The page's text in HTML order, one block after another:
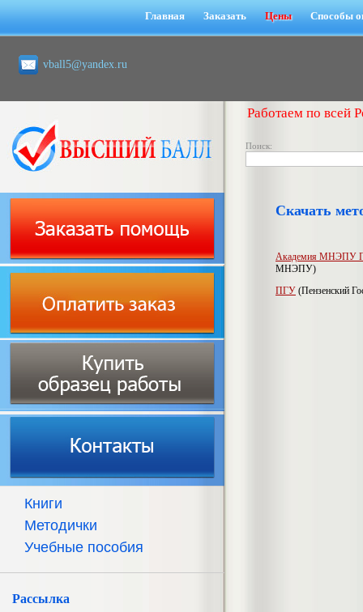
Главная Заказать Цены Способы
vball5@yandex.ru
Работаем по всей
Поиск:
Книги
Методички
Учебные пособия
Рассылка
Скачать
Академия МНЭПУ
МНЭПУ)
ПГУ (Пензенский